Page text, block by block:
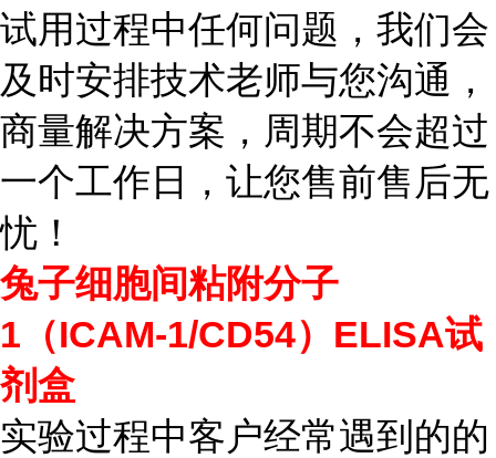
试用过程中任何问题，我们会
及时安排技术老师与您沟通，
商量解决方案，周期不会超过
一个工作日，让您售前售后无
忧！
兔子细胞间粘附分子
1（ICAM-1/CD54）ELISA试
剂盒
实验过程中客户经常遇到的的